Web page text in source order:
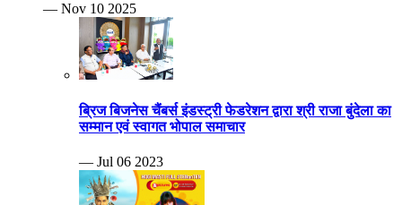
— Nov 10 2025
ब्रिज बिजनेस चैंबर्स इंडस्ट्री फेडरेशन द्वारा श्री राजा बुंदेला का
सम्मान एवं स्वागत भोपाल समाचार
— Jul 06 2023